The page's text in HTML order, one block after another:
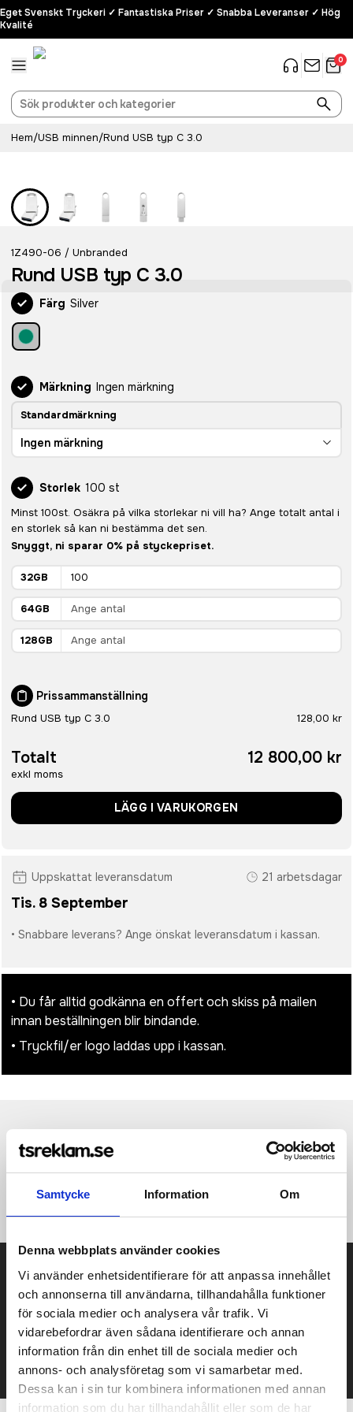
Samtycke Information Om
Denna webbplats använder cookies
Vi använder enhetsidentifierare för att anpassa innehållet
och annonserna till användarna, tillhandahålla funktioner
för sociala medier och analysera vår trafik. Vi
vidarebefordrar även sådana identifierare och annan
information från din enhet till de sociala medier och
annons- och analysföretag som vi samarbetar med.
Dessa kan i sin tur kombinera informationen med annan
information som du har tillhandahållit eller som de har
Eget Svenskt Tryckeri ✓ Fantastiska Priser ✓ Snabba Leveranser ✓ Hög
Kvalité
0
Hem/USB minnen/Rund USB typ C 3.0
1Z490-06 / Unbranded
Rund USB typ C 3.0
Färg Silver
Märkning Ingen märkning
Standardmärkning
Ingen märkning
Storlek 100 st
Minst 100st. Osäkra på vilka storlekar ni vill ha? Ange totalt antal i
en storlek så kan ni bestämma det sen.
Snyggt, ni sparar 0% på styckepriset.
32GB
64GB
128GB
Prissammanställning
Rund USB typ C 3.0 128,00 kr
Totalt
exkl moms
12 800,00 kr
LÄGG I VARUKORGEN
Uppskattat leveransdatum 21 arbetsdagar
Tis. 8 September
• Snabbare leverans? Ange önskat leveransdatum i kassan.
• Du får alltid godkänna en offert och skiss på mailen
innan beställningen blir bindande.
• Tryckfil/er logo laddas upp i kassan.
Produktinformation 954st)
enkel anslutning. Ger enkel och snabb dataöverföring.
Prisuppgift på mailen?
Kontakta oss här för att få förslag på produkt och pris över
mailen.
Det går också utmärkt att bara ställa frågor!
KONTAKTA OSS